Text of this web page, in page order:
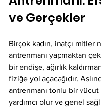
ve Gerçekler
Birçok kadın, inatçı mitler
antrenmanı yapmaktan
bir endişe, ağırlık
fiziğe yol açacağıdır.
antrenmanı tonlu bir vücut
yardımcı olur ve genel